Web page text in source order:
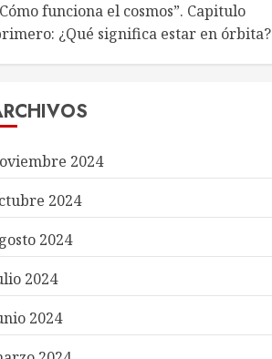
funciona el cosmos”. Capitulo
¿Qué significa estar en órbita?
2024
2024
2024
2024
2024